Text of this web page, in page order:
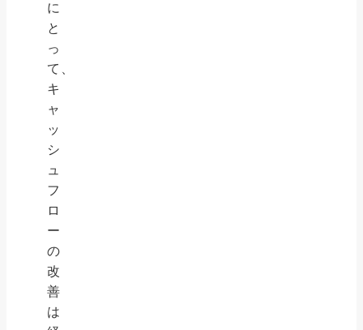
に
と
っ
て、
キ
ャ
ッ
シ
ュ
フ
ロ
ー
の
改
善
は